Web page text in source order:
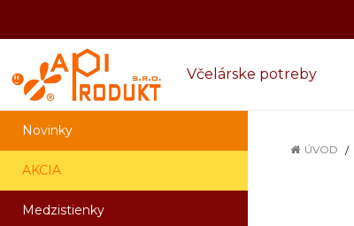
Včelárske potreby
Novinky
AKCIA
Medzistienky
ÚVOD